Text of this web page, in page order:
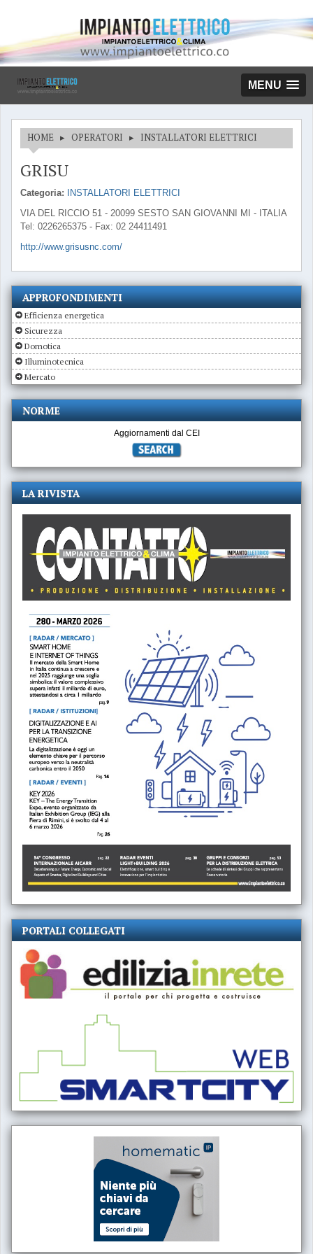
MENU
HOME ▸ OPERATORI ▸ INSTALLATORI ELETTRICI
GRISU
Categoria:
INSTALLATORI ELETTRICI
VIA DEL RICCIO 51 - 20099 SESTO SAN GIOVANNI MI - ITALIA
Tel: 0226265375 - Fax: 02 24411491
http://www.grisusnc.com/
APPROFONDIMENTI
Efficienza energetica
Sicurezza
Domotica
Illuminotecnica
Mercato
NORME
Aggiornamenti dal CEI
LA RIVISTA
PORTALI COLLEGATI